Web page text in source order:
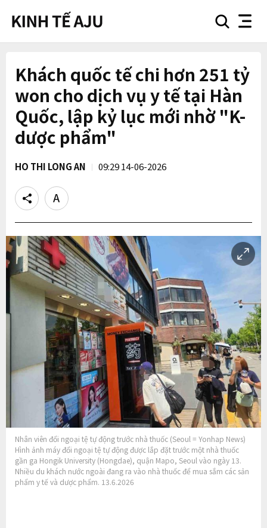
searchnav
Khách quốc tế chi hơn 251 tỷ
won cho dịch vụ y tế tại Hàn
Quốc, lập kỷ lục mới nhờ "K-
dược phẩm"
HO THI LONG AN 09:29 14-06-2026
Share
Text
size
Nhân viên đổi ngoại tệ tự động trước nhà thuốc (Seoul = Yonhap News)
Hình ảnh máy đổi ngoại tệ tự động được lắp đặt trước một nhà thuốc
gần ga Hongik University (Hongdae), quận Mapo, Seoul vào ngày 13.
Nhiều du khách nước ngoài đang ra vào nhà thuốc để mua sắm các sản
phẩm y tế và dược phẩm. 13.6.2026